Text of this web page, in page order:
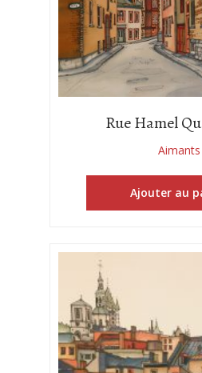
Rue Hamel
Aimants
Ajouter au